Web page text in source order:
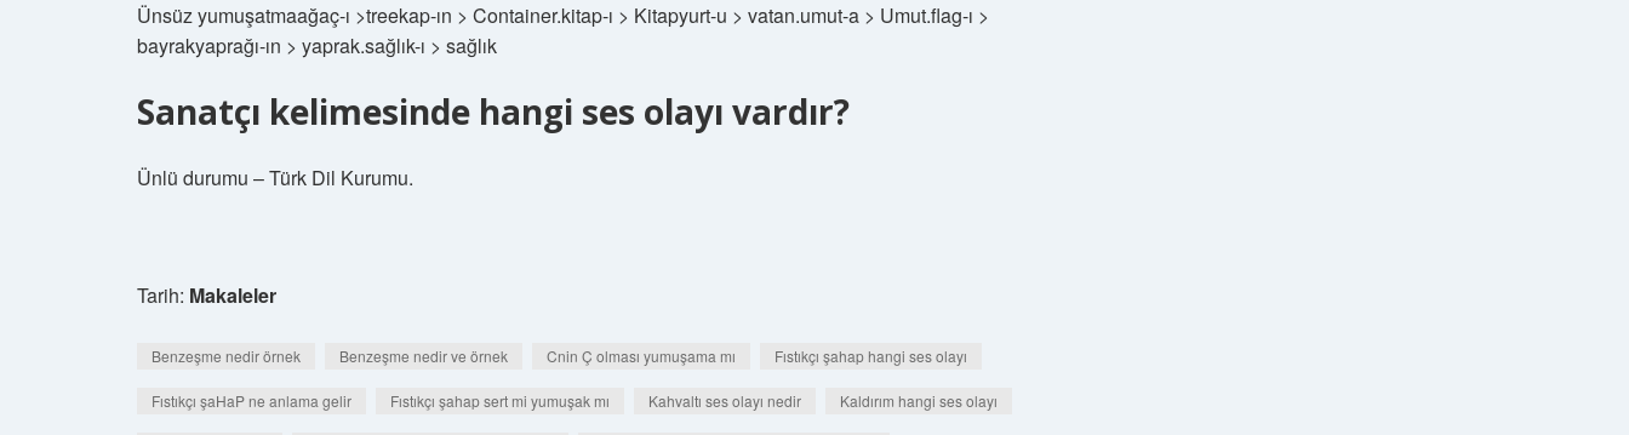
Ünsüz yumuşatmaağaç-ı >treekap-ın > Container.kitap-ı > Kitapyurt-u > vatan.umut-a > Umut.flag-ı >
bayrakyaprağı-ın > yaprak.sağlık-ı > sağlık
Sanatçı kelimesinde hangi ses olayı vardır?
Ünlü durumu – Türk Dil Kurumu.
Tarih: Makaleler
Benzeşme nedir örnek Benzeşme nedir ve örnek Cnin Ç olması yumuşama mı Fıstıkçı şahap hangi ses olayı
Fıstıkçı şaHaP ne anlama gelir Fıstıkçı şahap sert mi yumuşak mı Kahvaltı ses olayı nedir Kaldırım hangi ses olayı